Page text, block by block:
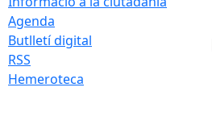
Agenda
Butlletí digital
RSS
Hemeroteca